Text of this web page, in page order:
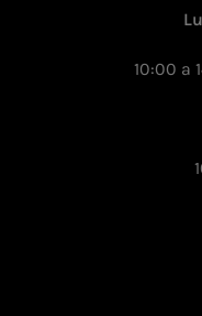
10:00 a